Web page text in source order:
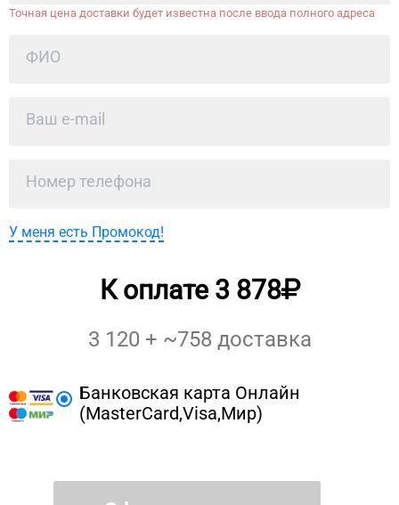
Точная цена доставки будет известна после ввода полного адреса
У меня есть Промокод!
К оплате 3 878
3 120 + ~758 доставка
Банковская карта Онлайн
(MasterCard,Visa,Мир)